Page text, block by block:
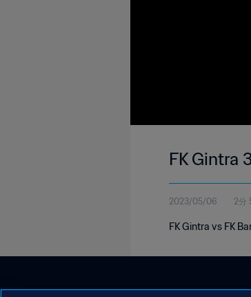
FK Gintra
2023/05/06 2分
FK Gintra vs FK